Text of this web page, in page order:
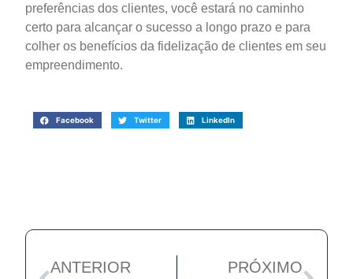
preferências dos clientes, você estará no caminho
certo para alcançar o sucesso a longo prazo e para
colher os benefícios da fidelização de clientes em seu
empreendimento.
Facebook Twitter LinkedIn
ANTERIOR
PRÓXIMO